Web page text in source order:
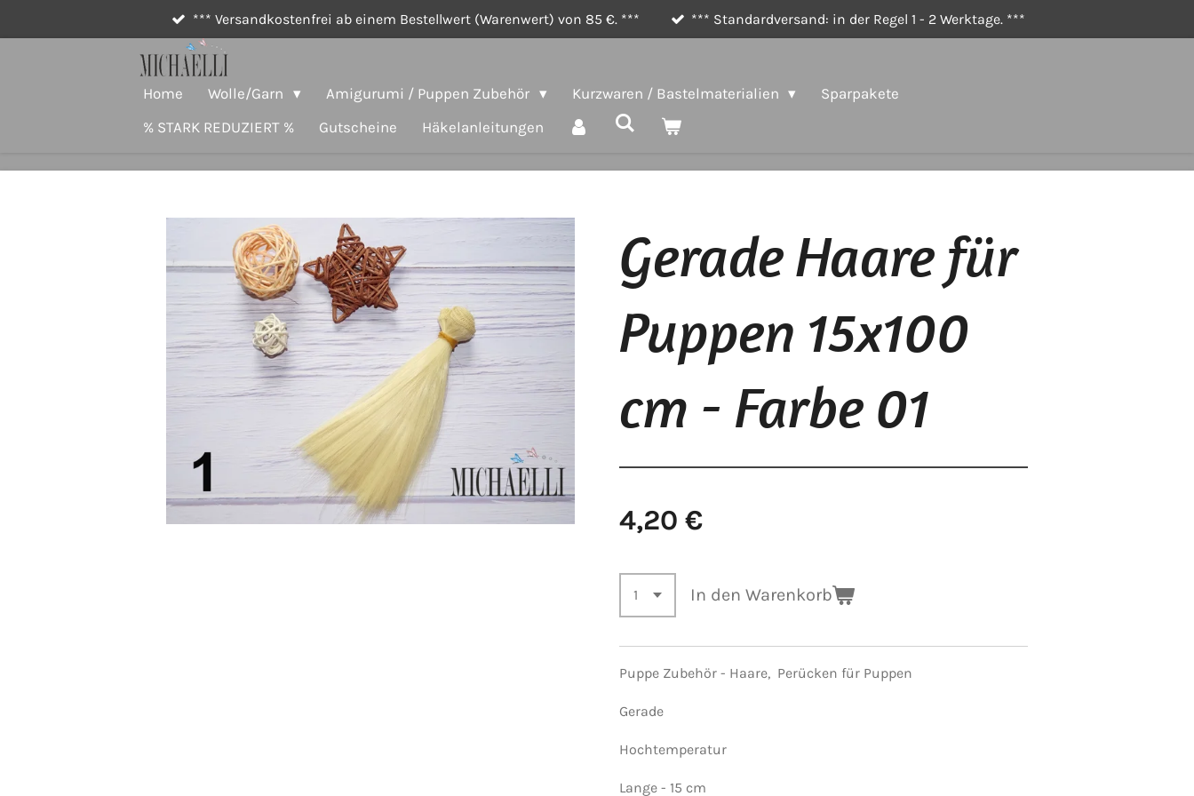
*** Versandkostenfrei ab einem Bestellwert (Warenwert) von 85 €. *** *** Standardversand: in der Regel 1 - 2 Werktage. ***
Home Wolle/Garn Amigurumi / Puppen Zubehör Kurzwaren / Bastelmaterialien
Sparpakete
% STARK REDUZIERT %
Gutscheine Häkelanleitungen
Gerade Haare für
Puppen 15x100
cm - Farbe 01
4,20 €
In den Warenkorb
Puppe Zubehör - Haare, Perücken für Puppen
Gerade
Hochtemperatur
Lange - 15 cm